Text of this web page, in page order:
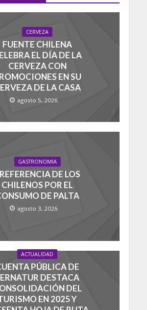
CERVEZA
FUENTE CHILENA
EL DÍA DE LA
CERVEZA CON
EN SU
DE LA CASA
agosto 5, 2026
GASTRONOMIA
DE LOS
CHILENOS POR EL
DE PALTA
agosto 3, 2026
ACTUALIDAD
PÚBLICA DE
DESTACA
DEL
EN 2025 Y